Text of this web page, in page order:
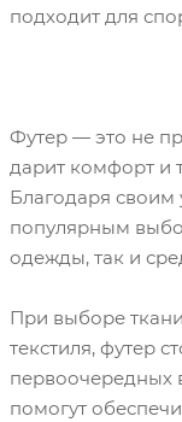
подходит для
Футер — это не
дарит комфорт и
Благодаря своим
популярным
одежды, так и
При выборе
текстиля, футер
первоочередных
помогут